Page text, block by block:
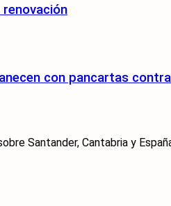
con pancartas
Santander, Cantabria y